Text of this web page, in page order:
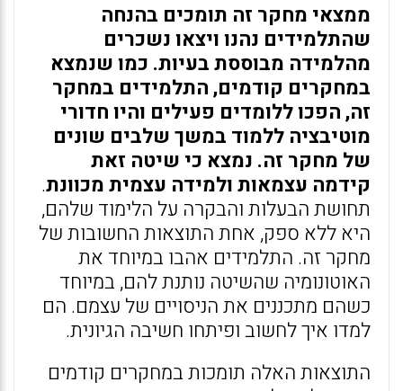
ממצאי מחקר זה תומכים בהנחה
שהתלמידים נהנו ויצאו נשכרים
מהלמידה מבוססת בעיות. כמו שנמצא
במחקרים קודמים, התלמידים במחקר
זה, הפכו ללומדים פעילים והיו חדורי
מוטיבציה ללמוד במשך שלבים שונים
של מחקר זה. נמצא כי שיטה זאת
קידמה עצמאות ולמידה עצמית מכוונת.
תחושת הבעלות והבקרה על הלימוד שלהם,
היא ללא ספק, אחת התוצאות החשובות של
מחקר זה. התלמידים אהבו במיוחד את
האוטונומיה שהשיטה נותנת להם, במיוחד
כשהם מתכננים את הניסויים של עצמם. הם
למדו איך לחשוב ופיתחו חשיבה הגיונית.
התוצאות האלה תומכות במחקרים קודמים